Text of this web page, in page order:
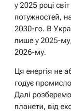
у 2025 році
потужностей,
2030-го. В
лише у 2025-
2026-му.
Ця енергія не
годує
Далі
планети, від